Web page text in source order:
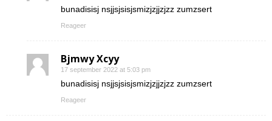
bunadisisj nsjjsjsisjsmizjzjjzjzz zumzsert
Reageer
Bjmwy Xcyy
17 september 2022 at 5:03 pm
bunadisisj nsjjsjsisjsmizjzjjzjzz zumzsert
Reageer